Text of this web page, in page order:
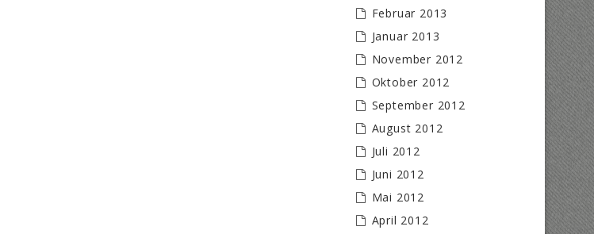
Februar 2013
Januar 2013
November 2012
Oktober 2012
September 2012
August 2012
Juli 2012
Juni 2012
Mai 2012
April 2012